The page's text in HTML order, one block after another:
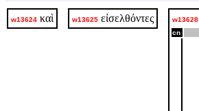
w13624 καὶ w13625 εἰσελθόντες w13628
cn